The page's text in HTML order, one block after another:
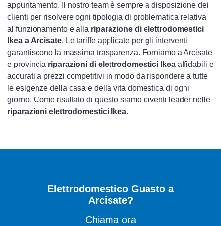
appuntamento. Il nostro team è sempre a disposizione dei
clienti per risolvere ogni tipologia di problematica relativa
al funzionamento e alla riparazione di elettrodomestici
Ikea a Arcisate. Le tariffe applicate per gli interventi
garantiscono la massima trasparenza. Forniamo a Arcisate
e provincia riparazioni di elettrodomestici Ikea affidabili e
accurati a prezzi competitivi in modo da rispondere a tutte
le esigenze della casa e della vita domestica di ogni
giorno. Come risultato di questo siamo diventi leader nelle
riparazioni elettrodomestici Ikea.
Elettrodomestico Guasto a
Arcisate?
Chiama ora